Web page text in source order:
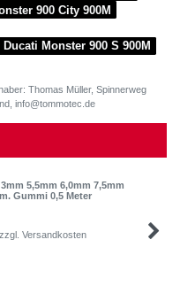
900 City 900M
Ducati Monster 900 S 900M
Thomas Müller, Spinnerweg
info@tommotec.de
5,5mm 6,0mm 7,5mm
Gummi 0,5 Meter
zzgl.Versandkosten